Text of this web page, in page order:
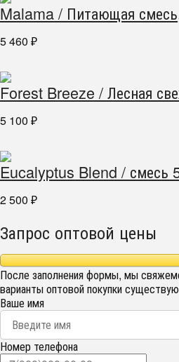
Malama / Питающая
5 460 ₽
Forest Breeze / Лесная
5 100 ₽
Eucalyptus Blend / смесь
2 500 ₽
Запрос оптовой цены
После заполнения формы, мы
варианты оптовой покупки
Ваше имя
Номер телефона